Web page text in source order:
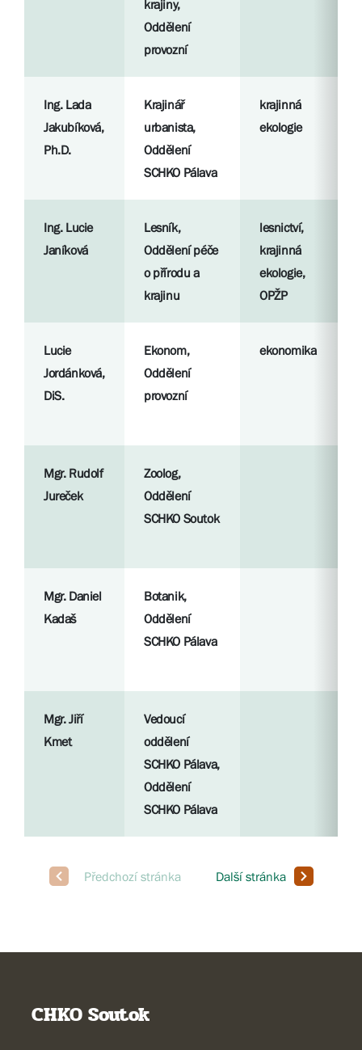
krajiny,
Oddělení
provozní
Ing. Lada
Jakubíková,
Ph.D.
Krajinář
urbanista,
Oddělení
SCHKO Pálava
krajinná
ekologie
Ing. Lucie
Janíková
Lesník,
Oddělení péče
o přírodu a
krajinu
lesnictví,
krajinná
ekologie,
OPŽP
Lucie
Jordánková,
DiS.
Ekonom,
Oddělení
provozní
ekonomika
Mgr. Rudolf
Jureček
Zoolog,
Oddělení
SCHKO Soutok
Mgr. Daniel
Kadaš
Botanik,
Oddělení
SCHKO Pálava
Mgr. Jiří
Kmet
Vedoucí
oddělení
SCHKO Pálava,
Oddělení
SCHKO Pálava
CHKO Soutok